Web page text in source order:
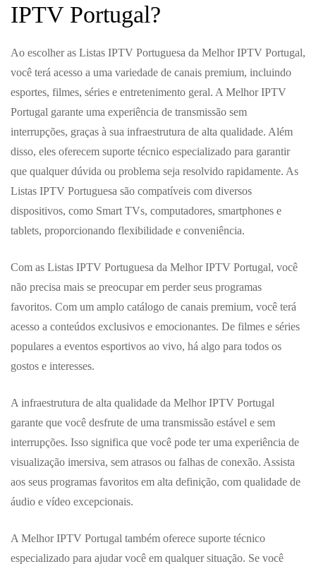
IPTV Portugal?
Ao escolher as Listas IPTV Portuguesa da Melhor IPTV Portugal,
você terá acesso a uma variedade de canais premium, incluindo
esportes, filmes, séries e entretenimento geral. A Melhor IPTV
Portugal garante uma experiência de transmissão sem
interrupções, graças à sua infraestrutura de alta qualidade. Além
disso, eles oferecem suporte técnico especializado para garantir
que qualquer dúvida ou problema seja resolvido rapidamente. As
Listas IPTV Portuguesa são compatíveis com diversos
dispositivos, como Smart TVs, computadores, smartphones e
tablets, proporcionando flexibilidade e conveniência.
Com as Listas IPTV Portuguesa da Melhor IPTV Portugal, você
não precisa mais se preocupar em perder seus programas
favoritos. Com um amplo catálogo de canais premium, você terá
acesso a conteúdos exclusivos e emocionantes. De filmes e séries
populares a eventos esportivos ao vivo, há algo para todos os
gostos e interesses.
A infraestrutura de alta qualidade da Melhor IPTV Portugal
garante que você desfrute de uma transmissão estável e sem
interrupções. Isso significa que você pode ter uma experiência de
visualização imersiva, sem atrasos ou falhas de conexão. Assista
aos seus programas favoritos em alta definição, com qualidade de
áudio e vídeo excepcionais.
A Melhor IPTV Portugal também oferece suporte técnico
especializado para ajudar você em qualquer situação. Se você